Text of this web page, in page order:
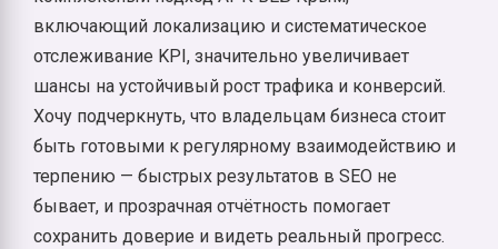
включающий локализацию и систематическое
отслеживание KPI, значительно увеличивает
шансы на устойчивый рост трафика и конверсий.
Хочу подчеркнуть, что владельцам бизнеса стоит
быть готовыми к регулярному взаимодействию и
терпению — быстрых результатов в SEO не
бывает, и прозрачная отчётность помогает
сохранить доверие и видеть реальный прогресс.